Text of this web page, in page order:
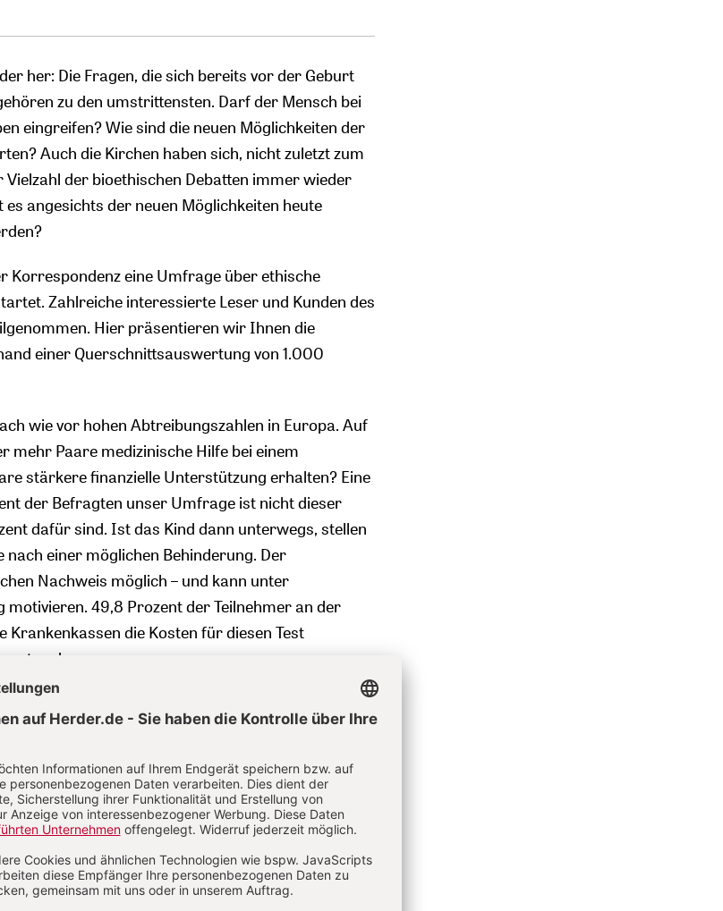
her: Die Fragen, die sich bereits vor der Geburt
zu den umstrittensten. Darf der Mensch bei
eingreifen? Wie sind die neuen Möglichkeiten der
Auch die Kirchen haben sich, nicht zuletzt zum
der bioethischen Debatten immer wieder
angesichts der neuen Möglichkeiten heute
Korrespondenz eine Umfrage über ethische
Zahlreiche interessierte Leser und Kunden des
Hier präsentieren wir Ihnen die
einer Querschnittsauswertung von 1.000
wie vor hohen Abtreibungszahlen in Europa. Auf
mehr Paare medizinische Hilfe bei einem
stärkere finanzielle Unterstützung erhalten? Eine
der Befragten unser Umfrage ist nicht dieser
dafür sind. Ist das Kind dann unterwegs, stellen
nach einer möglichen Behinderung. Der
Nachweis möglich – und kann unter
49,8 Prozent der Teilnehmer an der
Krankenkassen die Kosten für diesen Test
das.
es im Übrigen begrüßen, wenn wegen der
überprüft werden würde, 37,6 Prozent
Eltern ihren Kinderwunsch mit einer Leihmutter.
ist dagegen, in Deutschland die
Prozent meinen, dass der Staat Familien stärker